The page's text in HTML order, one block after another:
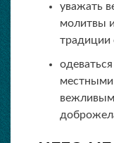
уважать
молитвы
традиции